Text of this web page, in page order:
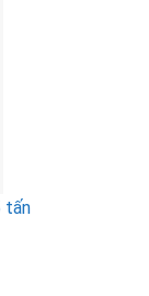
tấn